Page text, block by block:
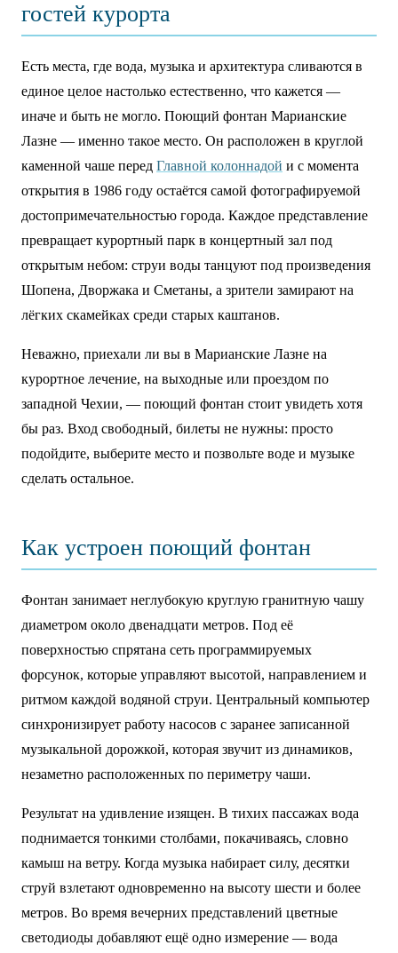
гостей курорта
Есть места, где вода, музыка и архитектура сливаются в
единое целое настолько естественно, что кажется —
иначе и быть не могло. Поющий фонтан Марианские
Лазне — именно такое место. Он расположен в круглой
каменной чаше перед Главной колоннадой и с момента
открытия в 1986 году остаётся самой фотографируемой
достопримечательностью города. Каждое представление
превращает курортный парк в концертный зал под
открытым небом: струи воды танцуют под произведения
Шопена, Дворжака и Сметаны, а зрители замирают на
лёгких скамейках среди старых каштанов.
Неважно, приехали ли вы в Марианские Лазне на
курортное лечение, на выходные или проездом по
западной Чехии, — поющий фонтан стоит увидеть хотя
бы раз. Вход свободный, билеты не нужны: просто
подойдите, выберите место и позвольте воде и музыке
сделать остальное.
Как устроен поющий фонтан
Фонтан занимает неглубокую круглую гранитную чашу
диаметром около двенадцати метров. Под её
поверхностью спрятана сеть программируемых
форсунок, которые управляют высотой, направлением и
ритмом каждой водяной струи. Центральный компьютер
синхронизирует работу насосов с заранее записанной
музыкальной дорожкой, которая звучит из динамиков,
незаметно расположенных по периметру чаши.
Результат на удивление изящен. В тихих пассажах вода
поднимается тонкими столбами, покачиваясь, словно
камыш на ветру. Когда музыка набирает силу, десятки
струй взлетают одновременно на высоту шести и более
метров. Во время вечерних представлений цветные
светодиоды добавляют ещё одно измерение — вода